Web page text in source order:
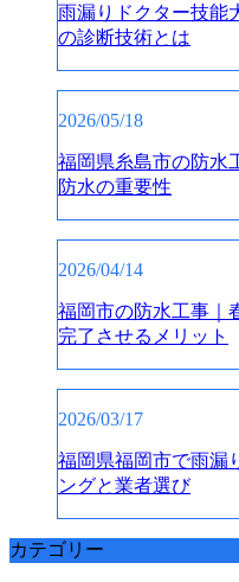
雨漏りドクター技能
の診断技術とは
2026/05/18
福岡県糸島市の防水
防水の重要性
2026/04/14
福岡市の防水工事｜
完了させるメリット
2026/03/17
福岡県福岡市で雨漏
ングと業者選び
カテゴリー